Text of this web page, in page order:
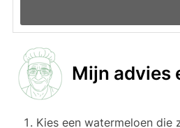
Mijn advies
Kies een watermeloen die